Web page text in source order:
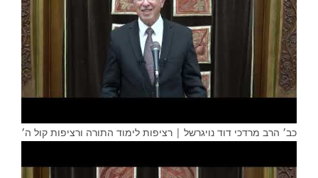
כב׳ הרב מרדכי דוד נויגרשל | רציפות לימוד התורה ורציפות קול ה׳